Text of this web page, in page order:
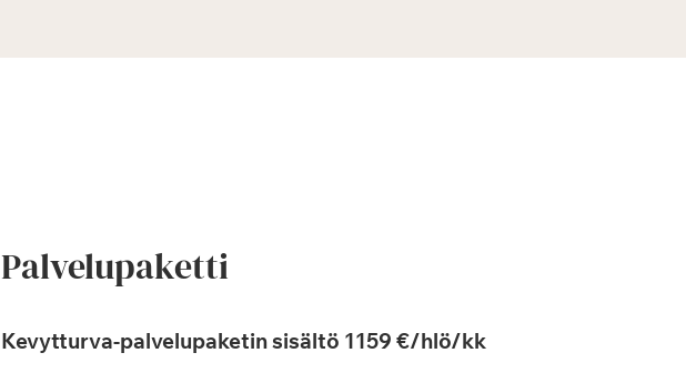
Palvelupaketti
Kevytturva-palvelupaketin sisältö 1159 €/hlö/kk